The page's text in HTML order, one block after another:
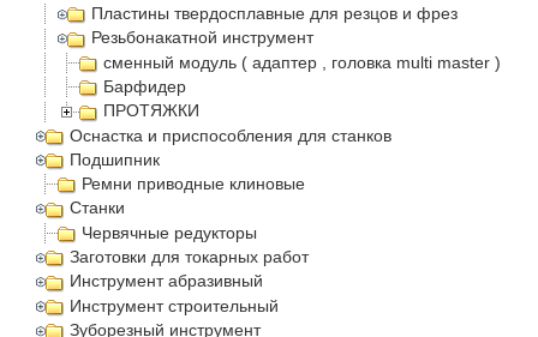
Пластины твердосплавные для резцов и фрез
Резьбонакатной инструмент
сменный модуль ( адаптер , головка multi master )
Барфидер
ПРОТЯЖКИ
Оснастка и приспособления для станков
Подшипник
Ремни приводные клиновые
Станки
Червячные редукторы
Заготовки для токарных работ
Инструмент абразивный
Инструмент строительный
Зуборезный инструмент